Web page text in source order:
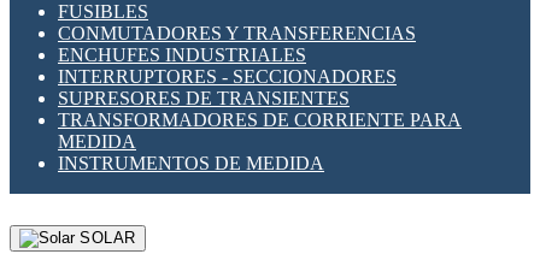
FUSIBLES
CONMUTADORES Y TRANSFERENCIAS
ENCHUFES INDUSTRIALES
INTERRUPTORES - SECCIONADORES
SUPRESORES DE TRANSIENTES
TRANSFORMADORES DE CORRIENTE PARA
MEDIDA
INSTRUMENTOS DE MEDIDA
SOLAR